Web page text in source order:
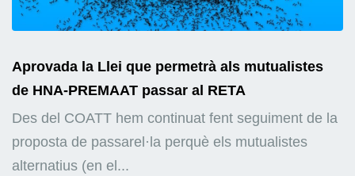
Aprovada la Llei que permetrà als mutualistes
de HNA-PREMAAT passar al RETA
Des del COATT hem continuat fent seguiment de la
proposta de passarel·la perquè els mutualistes
alternatius (en el...